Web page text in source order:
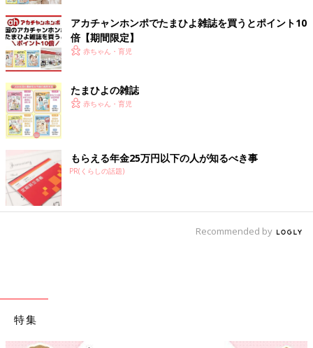
アカチャンホンポでたまひよ雑誌を買うとポイント10
倍【期間限定】
赤ちゃん・育児
たまひよの雑誌
赤ちゃん・育児
もらえる年金25万円以下の人が知るべき事
PR(くらしの話題)
Recommended by
特集